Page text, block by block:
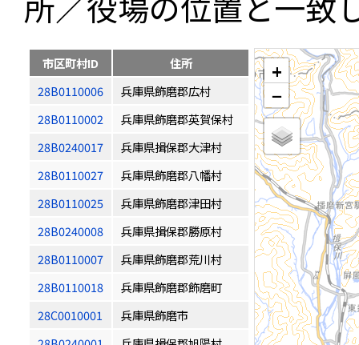
市区町村ID
住所
28B0110006
兵庫県飾磨郡広村
28B0110002
兵庫県飾磨郡英賀保村
28B0240017
兵庫県揖保郡大津村
28B0110027
兵庫県飾磨郡八幡村
28B0110025
兵庫県飾磨郡津田村
28B0240008
兵庫県揖保郡勝原村
28B0110007
兵庫県飾磨郡荒川村
28B0110018
兵庫県飾磨郡飾磨町
28C0010001
兵庫県飾磨市
+
−